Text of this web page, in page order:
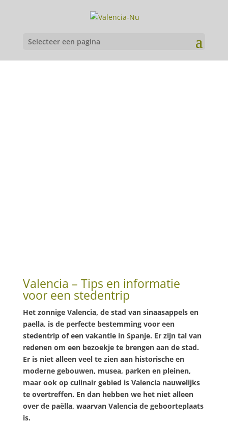
Selecteer een pagina
Valencia – Tips en informatie
voor een stedentrip
Het zonnige Valencia, de stad van sinaasappels en
paella, is de perfecte bestemming voor een
stedentrip of een vakantie in Spanje. Er zijn tal van
redenen om een bezoekje te brengen aan de stad.
Er is niet alleen veel te zien aan historische en
moderne gebouwen, musea, parken en pleinen,
maar ook op culinair gebied is Valencia nauwelijks
te overtreffen. En dan hebben we het niet alleen
over de paëlla, waarvan Valencia de geboorteplaats
is.